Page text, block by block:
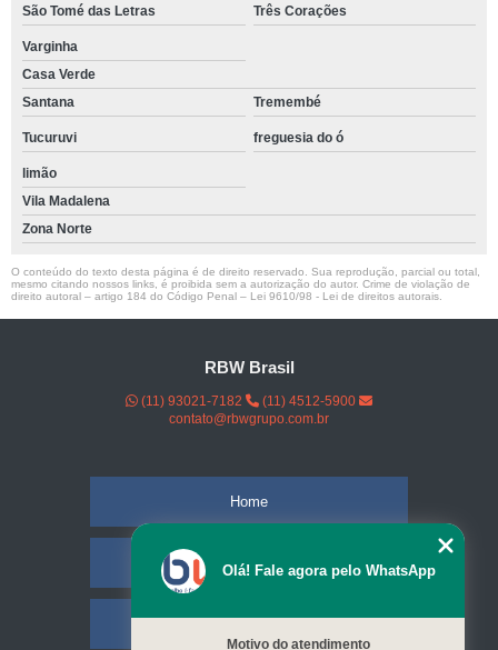
São Tomé das Letras Três Corações
Varginha
Casa Verde
Santana
Tremembé
Tucuruvi freguesia do ó
limão
Vila Madalena
Zona Norte
O conteúdo do texto desta página é de direito reservado. Sua reprodução, parcial ou total,
mesmo citando nossos links, é proibida sem a autorização do autor. Crime de violação de
direito autoral – artigo 184 do Código Penal – Lei 9610/98 - Lei de direitos autorais
RBW Brasil
(11) 93021-7182
(11) 4512-5900
contato@rbwgrupo.com.br
Home
Empresa
Olá! Fale agora pelo WhatsApp
Motivo do atendimento